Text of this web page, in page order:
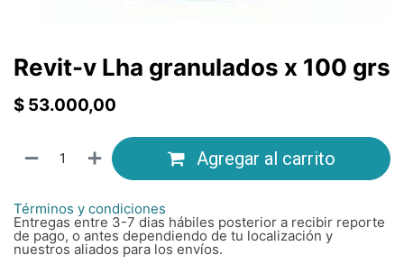
Revit-v Lha granulados x 100 grs
$ 53.000,00
Agregar al carrito
Términos y condiciones
Entregas entre 3-7 dias hábiles posterior a recibir reporte
de pago, o antes dependiendo de tu localización y
nuestros aliados para los envíos.